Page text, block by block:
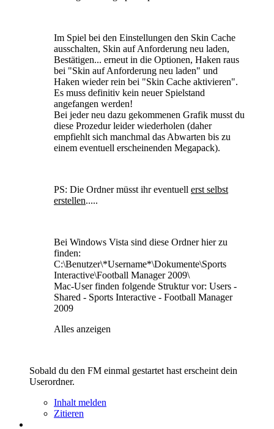
Im Spiel bei den Einstellungen den Skin Cache
ausschalten, Skin auf Anforderung neu laden,
Bestätigen... erneut in die Optionen, Haken raus
bei "Skin auf Anforderung neu laden" und
Haken wieder rein bei "Skin Cache aktivieren".
Es muss definitiv kein neuer Spielstand
angefangen werden!
Bei jeder neu dazu gekommenen Grafik musst du
diese Prozedur leider wiederholen (daher
empfiehlt sich manchmal das Abwarten bis zu
einem eventuell erscheinenden Megapack).
PS: Die Ordner müsst ihr eventuell erst selbst
erstellen.....
Bei Windows Vista sind diese Ordner hier zu
finden:
C:\Benutzer\*Username*\Dokumente\Sports
Interactive\Football Manager 2009\
Mac-User finden folgende Struktur vor: Users -
Shared - Sports Interactive - Football Manager
2009
Alles anzeigen
Sobald du den FM einmal gestartet hast erscheint dein
Userordner.
Inhalt melden
Zitieren